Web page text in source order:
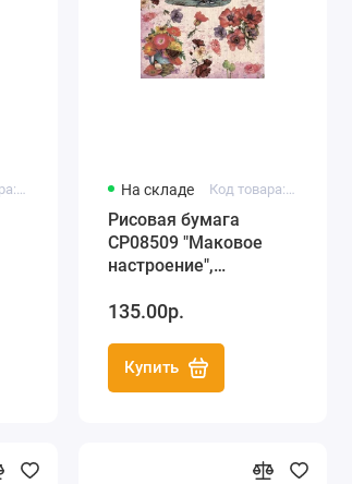
Код товара: C4 CP08509 На складе Код товара: C3 CP08509
Рисовая бумага
CP08509 "Маковое
настроение",
Premier (Россия)
135.00р.
Купить